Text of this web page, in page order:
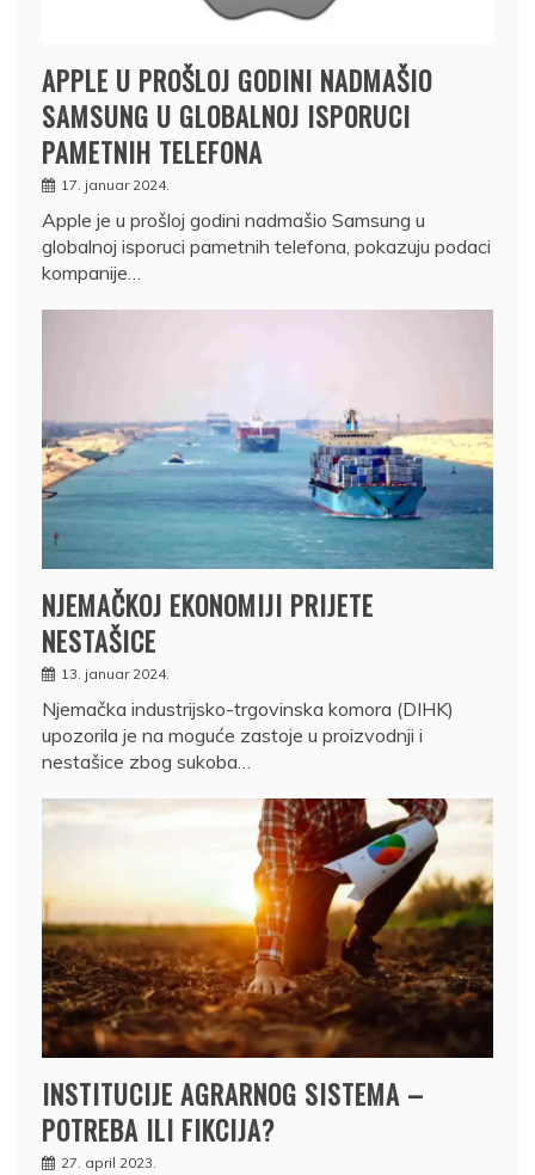
APPLE U PROŠLOJ GODINI NADMAŠIO
SAMSUNG U GLOBALNOJ ISPORUCI
PAMETNIH TELEFONA
17. januar 2024.
Apple je u prošloj godini nadmašio Samsung u
globalnoj isporuci pametnih telefona, pokazuju podaci
kompanije…
NJEMAČKOJ EKONOMIJI PRIJETE
NESTAŠICE
13. januar 2024.
Njemačka industrijsko-trgovinska komora (DIHK)
upozorila je na moguće zastoje u proizvodnji i
nestašice zbog sukoba…
INSTITUCIJE AGRARNOG SISTEMA –
POTREBA ILI FIKCIJA?
27. april 2023.